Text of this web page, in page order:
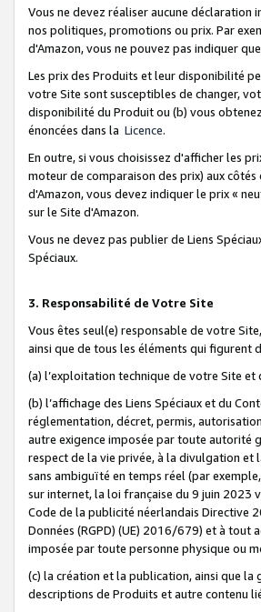
Vous ne devez réaliser aucune
nos politiques, promotions ou prix. Par
d'Amazon, vous ne pouvez pas indiquer
Les prix des Produits et leur disponibilité
votre Site sont susceptibles de changer,
disponibilité du Produit ou (b) vous
énoncées dans la Licence.
En outre, si vous choisissez d'afficher les
moteur de comparaison des prix) aux
d'Amazon, vous devez indiquer le prix «
sur le Site d'Amazon.
Vous ne devez pas publier de Liens
Spéciaux.
3. Responsabilité de Votre Site
Vous êtes seul(e) responsable de votre
ainsi que de tous les éléments qui figurent
(a) l’exploitation technique de votre Site et
(b) l’affichage des Liens Spéciaux et du
réglementation, décret, permis,
autre exigence imposée par toute autorité
respect de la vie privée, à la divulgation et
sans ambiguïté en temps réel (par
sur internet, la loi française du 9 juin 2023
Code de la publicité néerlandais Directive
Données (RGPD) (UE) 2016/679) et à
imposée par toute personne physique ou
(c) la création et la publication, ainsi que
descriptions de Produits et autre contenu